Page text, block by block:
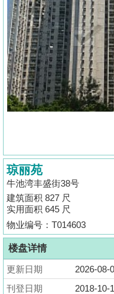
业
主
放
盘
宅
谷
按
地
产
博
客
地
产
新
闻
琼丽苑
牛池湾丰盛街38号
建筑面积 827 尺
实用面积 645 尺
物业编号：T014603
楼盘详情
更新日期
2026-08-
刊登日期
2018-10-